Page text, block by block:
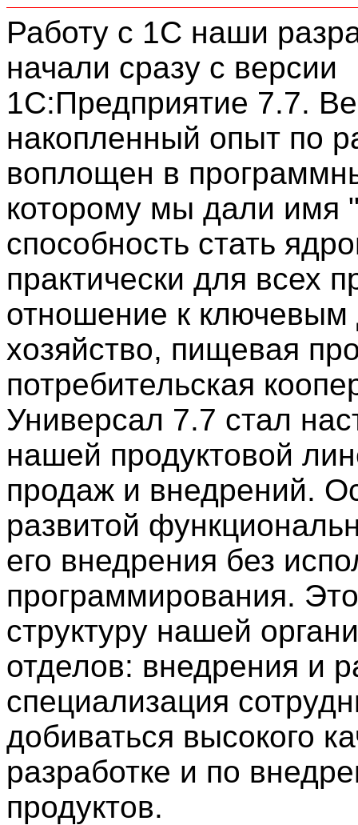
Работу с 1С наши
начали сразу с версии
1С:Предприятие 7.7.
накопленный опыт по
воплощен в
которому мы дали имя
способность стать
практически для всех
отношение к ключевым
хозяйство, пищевая
потребительская
Универсал 7.7 стал
нашей продуктовой
продаж и внедрений.
развитой
его внедрения без
программирования.
структуру нашей
отделов: внедрения и
специализация
добиваться высокого
разработке и по
продуктов.